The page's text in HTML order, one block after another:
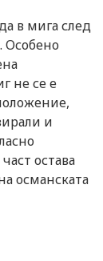
в мига след
Особено
не се е
и
остава
османската